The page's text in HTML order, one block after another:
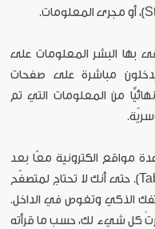
بها البشر المعلومات على
مباشرة على صفحات
من المعلومات التي تم
مواقع الكترونية معًا بعد
الآن. لست بحاجة إلى عدد من التبويبات (Tabs). حتى أنك لا تحتاج لمتصفّح
الذكي وتغوص في الداخل.
كل شيء لك، حسب ما قرأته